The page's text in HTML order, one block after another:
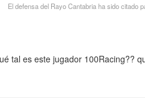
El defensa del Rayo Cantabria ha sido citado
tal es este jugador 100Racing??